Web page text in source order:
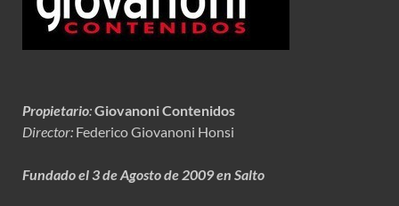
Propietario:Giovanoni Contenidos
Director: Federico Giovanoni Honsi
Fundado el 3 de Agosto de 2009 en Salto